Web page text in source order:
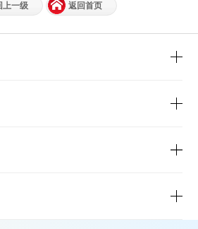
上一级 返回首页